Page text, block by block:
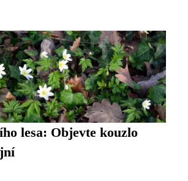
lesa: Objevte kouzlo